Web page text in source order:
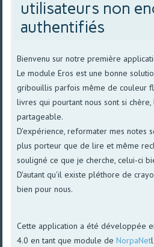
utilisateurs non
authentifiés
Bienvenu sur notre première
Le module Eros est une bonne
gribouillis parfois même de couleur
livres qui pourtant nous sont si
partageable.
D'expérience, reformater mes notes
plus porteur que de lire et même
souligné ce que je cherche, celui-ci
D'autant qu'il existe pléthore de
bien pour nous.
Cette application a été développée
4.0 en tant que module deNorpaNet